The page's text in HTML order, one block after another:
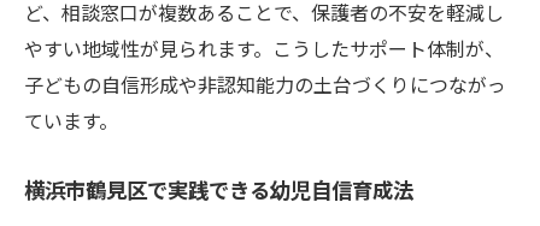
保育園空き状況を活かした自信育成のヒン
ト
地域コミュニティで育てる幼児の非認知能
ト
ど、相談窓口が複数あることで、保護者の不安を軽減し
やすい地域性が見られます。こうしたサポート体制が、
子どもの自信形成や非認知能力の土台づくりにつながっ
ています。
横浜市鶴見区で実践できる幼児自信育成法